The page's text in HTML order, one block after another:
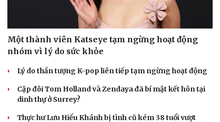
Một thành viên Katseye tạm ngừng hoạt động
nhóm vì lý do sức khỏe
Lý do thần tượng K-pop liên tiếp tạm ngừng hoạt động
Cặp đôi Tom Holland và Zendaya đã bí mật kết hôn tại
dinh thự ở Surrey?
Thực hư Lưu Hiểu Khánh bị tình cũ kém 38 tuổi vượt